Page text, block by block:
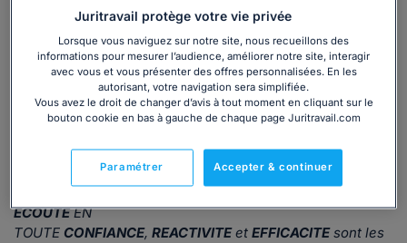
Vous êtes avocat ?
Présentation
Issue d'une famillebiterroise depuis cinq générations, j'ai
avant de prêter serment en 1992 devant la
d'Appel de Montpellier.
ECOUTEEN
TOUTE CONFIANCE, REACTIVITEet EFFICACITEsont les
Juritravail protège votre vie privée
Lorsque vous naviguez sur notre site, nous recueillons des
informations pour mesurer l’audience, améliorer notre site, interagir
avec vous et vous présenter des offres personnalisées. En les
autorisant, votre navigation sera simplifiée.
Vous avez le droit de changer d’avis à tout moment en cliquant sur le
bouton cookie en bas à gauche de chaque page Juritravail.com
Accepter & continuer
Paramétrer